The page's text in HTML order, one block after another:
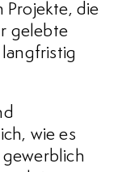
Projekte, die
gelebte
wie es